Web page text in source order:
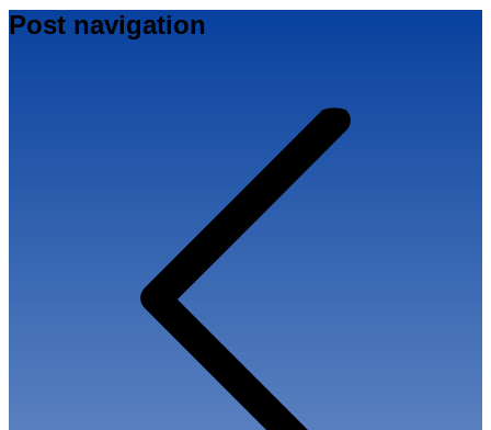
Post navigation